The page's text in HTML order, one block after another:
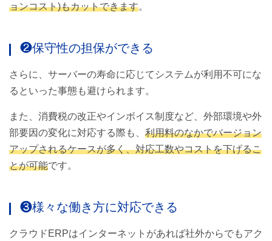
ョンコスト)もカットできます。
❷保守性の担保ができる
さらに、サーバーの寿命に応じてシステムが利用不可にな
るといった事態も避けられます。
また、消費税の改正やインボイス制度など、外部環境や外
部要因の変化に対応する際も、 利用料のなかでバージョン
アップされるケースが多く、対応工数やコストを下げるこ
とが可能です。
❸様々な働き方に対応できる
クラウドERPはインターネットがあれば社外からでもアク